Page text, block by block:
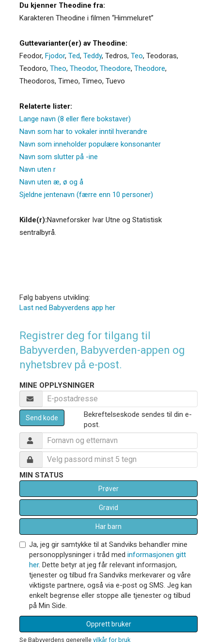
Du kjenner Theodine fra:
Karakteren Theodine i filmen “Himmeluret”
Guttevarianter(er) av Theodine:
Feodor, Fjodor, Ted, Teddy, Tedros, Teo, Teodoras,
Teodoro, Theo, Theodor, Theodore, Theodore,
Theodoros, Timeo, Timeo, Tuevo
Relaterte lister:
Lange navn (8 eller flere bokstaver)
Navn som har to vokaler inntil hverandre
Navn som inneholder populære konsonanter
Navn som slutter på -ine
Navn uten r
Navn uten æ, ø og å
Sjeldne jentenavn (færre enn 10 personer)
Kilde(r):Navneforsker Ivar Utne og Statistisk
sentralbyrå.
Følg babyens utvikling:
Last ned Babyverdens app her
Registrer deg for tilgang til
Babyverden, Babyverden-appen og
nyhetsbrev på e-post.
MINE OPPLYSNINGER
Send kode
Bekreftelseskode sendes til din e-
post.
MIN STATUS
Prøver
Gravid
Har barn
Ja, jeg gir samtykke til at Sandviks behandler mine
personopplysninger i tråd med informasjonen gitt
her. Dette betyr at jeg får relevant informasjon,
tjenester og tilbud fra Sandviks merkevarer og våre
viktigste partnere, også via e-post og SMS. Jeg kan
enkelt begrense eller stoppe alle tjenester og tilbud
på Min Side.
Opprett bruker
Se Babyverdens generelle vilkår for bruk